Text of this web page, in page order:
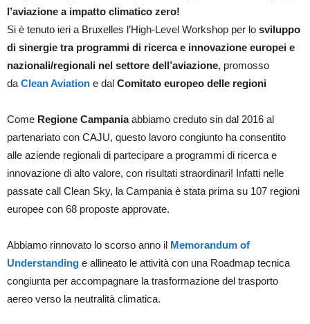
l’aviazione a impatto climatico zero!
Si è tenuto ieri a Bruxelles l’High-Level Workshop per lo sviluppo
di sinergie tra programmi di ricerca e innovazione europei e
nazionali/regionali nel settore dell’aviazione, promosso
da Clean Aviation e dal Comitato europeo delle regioni
Come Regione Campaniaabbiamo creduto sin dal 2016 al
partenariato con CAJU, questo lavoro congiunto ha consentito
alle aziende regionali di partecipare a programmi di ricerca e
innovazione di alto valore, con risultati straordinari! Infatti nelle
passate call Clean Sky, la Campania è stata prima su 107 regioni
europee con 68 proposte approvate.
Abbiamo rinnovato lo scorso anno il Memorandum of
Understanding e allineato le attività con una Roadmap tecnica
congiunta per accompagnare la trasformazione del trasporto
aereo verso la neutralità climatica.